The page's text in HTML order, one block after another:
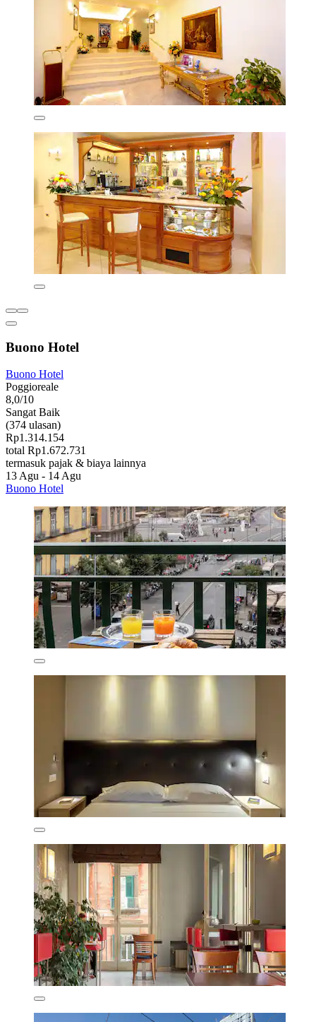
Buono Hotel
Buono Hotel
Poggioreale
8,0/10
Sangat Baik
(374 ulasan)
Rp1.314.154
total Rp1.672.731
termasuk pajak & biaya lainnya
13 Agu - 14 Agu
Buono Hotel